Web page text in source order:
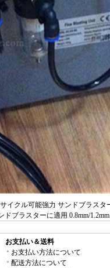
イクル可能強力 サンドブラスタ
ブラスターに適用 0.8mm/1.2mm
お支払い＆送料
お支払い方法について
配送方法について